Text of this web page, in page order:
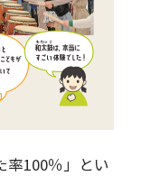
率100％」とい